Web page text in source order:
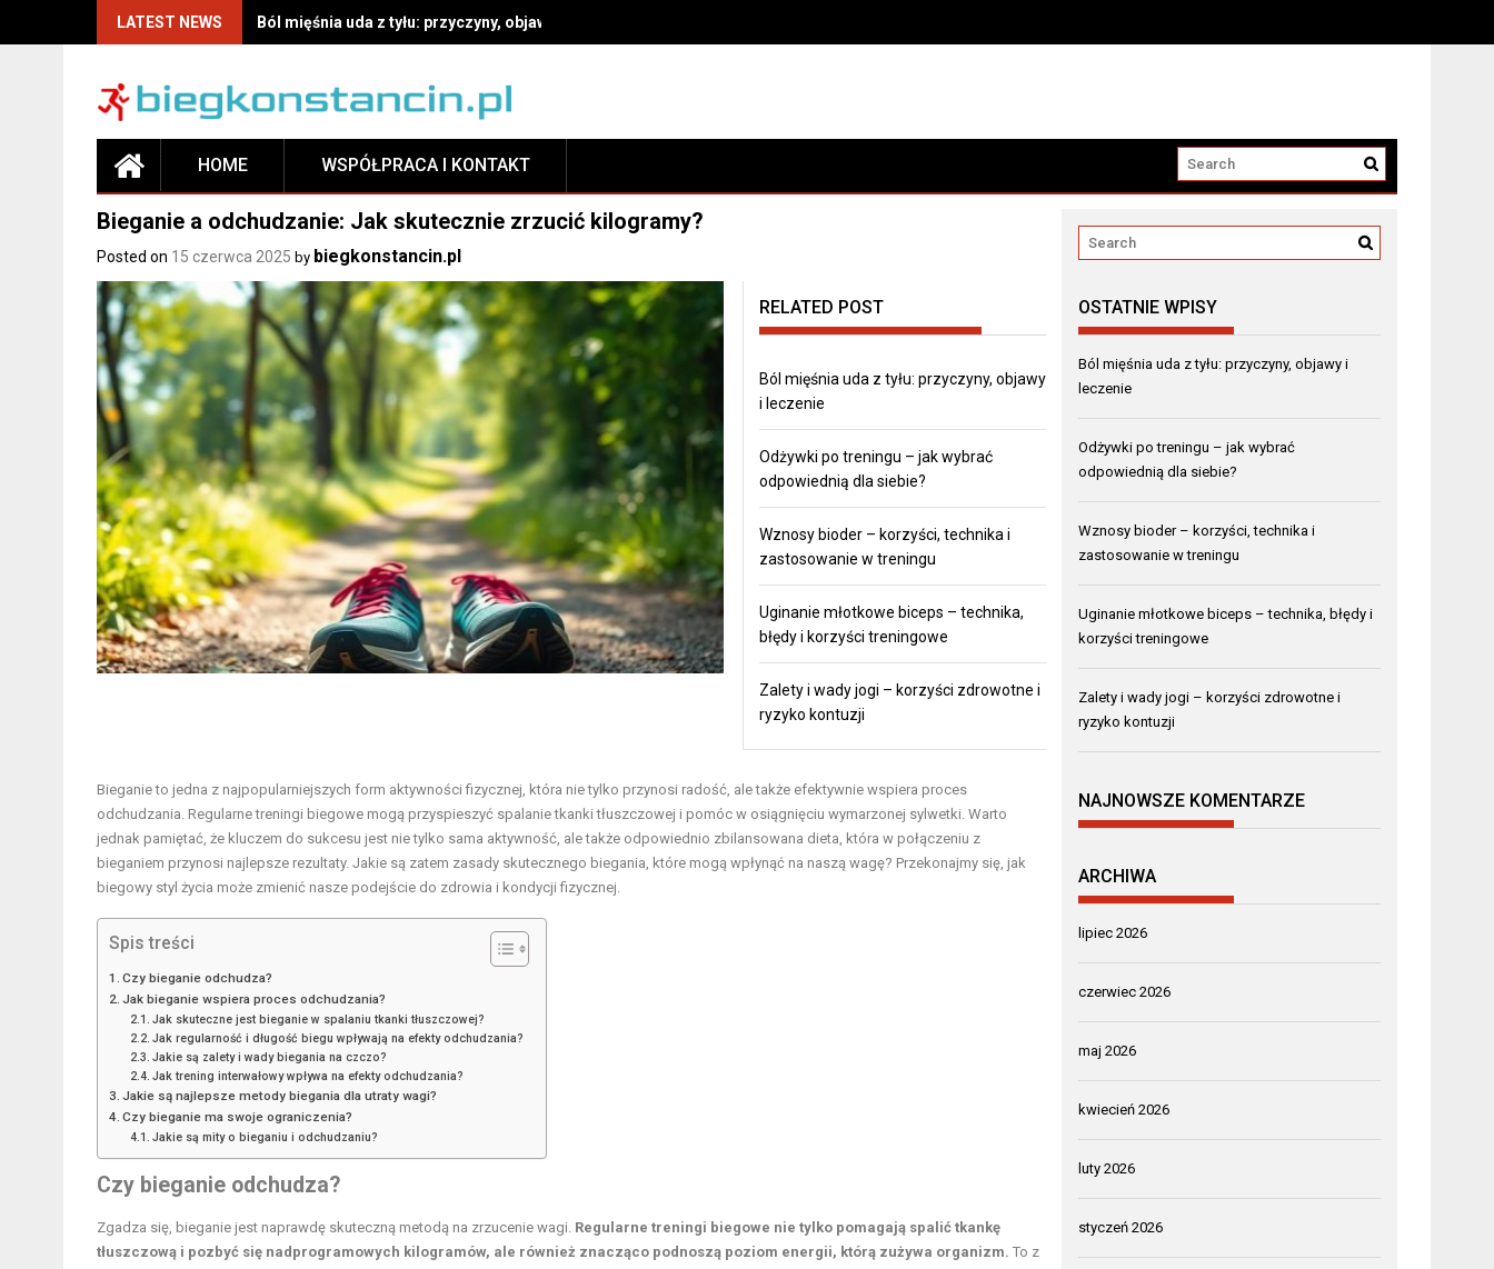
LATEST NEWS Ból mięśnia uda z tyłu: przyczyny, objawy i leczenie
HOME WSPÓŁPRACA I KONTAKT
Bieganie a odchudzanie: Jak skutecznie zrzucić kilogramy?
Posted on 15 czerwca 2025 by biegkonstancin.pl
RELATED POST
Ból mięśnia uda z tyłu: przyczyny, objawy
i leczenie
Odżywki po treningu – jak wybrać
odpowiednią dla siebie?
Wznosy bioder – korzyści, technika i
zastosowanie w treningu
Uginanie młotkowe biceps – technika,
błędy i korzyści treningowe
Zalety i wady jogi – korzyści zdrowotne i
ryzyko kontuzji
Bieganie to jedna z najpopularniejszych form aktywności fizycznej, która nie tylko przynosi radość, ale także efektywnie wspiera proces
odchudzania . Regularne treningi biegowe mogą przyspieszyć spalanie tkanki tłuszczowej i pomóc w osiągnięciu wymarzonej sylwetki. Warto
jednak pamiętać, że kluczem do sukcesu jest nie tylko sama aktywność, ale także odpowiednio zbilansowana dieta, która w połączeniu z
bieganiem przynosi najlepsze rezultaty. Jakie są zatem zasady skutecznego biegania, które mogą wpłynąć na naszą wagę? Przekonajmy się, jak
biegowy styl życia może zmienić nasze podejście do zdrowia i kondycji fizycznej.
Spis treści
Czy bieganie odchudza?
Jak bieganie wspiera proces odchudzania?
Jak skuteczne jest bieganie w spalaniu tkanki tłuszczowej?
Jak regularność i długość biegu wpływają na efekty odchudzania?
Jakie są zalety i wady biegania na czczo?
Jak trening interwałowy wpływa na efekty odchudzania?
Jakie są najlepsze metody biegania dla utraty wagi?
Czy bieganie ma swoje ograniczenia?
Jakie są mity o bieganiu i odchudzaniu?
Czy bieganie odchudza?
Zgadza się, bieganie jest naprawdę skuteczną metodą na zrzucenie wagi. Regularne treningi biegowe nie tylko pomagają spalić tkankę
tłuszczową i pozbyć się nadprogramowych kilogramów, ale również znacząco podnoszą poziom energii, którą zużywa organizm. To z
OSTATNIE WPISY
Ból mięśnia uda z tyłu: przyczyny, objawy i
leczenie
Odżywki po treningu – jak wybrać
odpowiednią dla siebie?
Wznosy bioder – korzyści, technika i
zastosowanie w treningu
Uginanie młotkowe biceps – technika, błędy i
korzyści treningowe
Zalety i wady jogi – korzyści zdrowotne i
ryzyko kontuzji
NAJNOWSZE KOMENTARZE
ARCHIWA
lipiec 2026
czerwiec 2026
maj 2026
kwiecień 2026
luty 2026
styczeń 2026